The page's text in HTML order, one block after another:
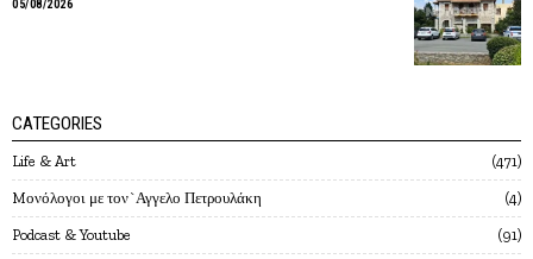
05/08/2026
CATEGORIES
Life & Art 471
Mονόλογοι με τον`Αγγελο Πετρουλάκη 4
Podcast & Youtube 91